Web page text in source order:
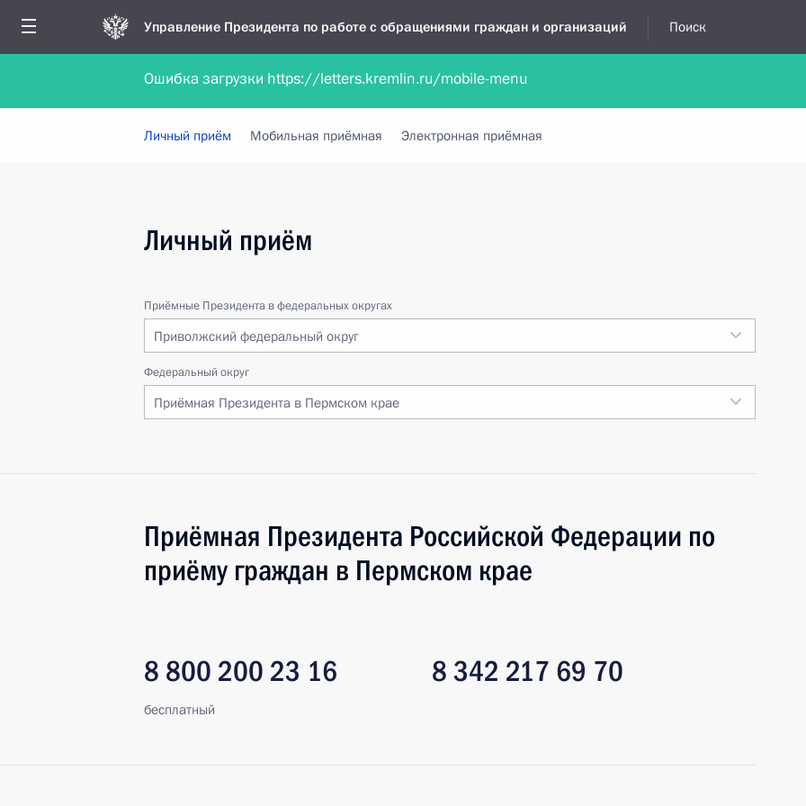
Управление Президента по работе с обращениями граждан и организаций Поиск
Обратиться в форме электронного документа Обратиться в устной форме
Личный приём Мобильная приёмная Электронная приёмная
Личный приём
Приёмные Президента в федеральных округах
Приволжский федеральный округ
Федеральный округ
Приёмная Президента в Пермском крае
Приёмная Президента Российской Федерации по
приёму граждан в Пермском крае
8 800 200 23 16
бесплатный
8 342 217 69 70
Ошибка загрузки https://letters.kremlin.ru/mobile-menu